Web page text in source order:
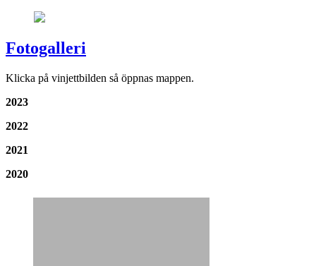
Fotogalleri
Klicka på vinjettbilden så öppnas mappen.
2023
2022
2021
2020